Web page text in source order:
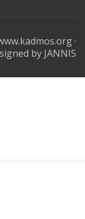
·
by JANNIS